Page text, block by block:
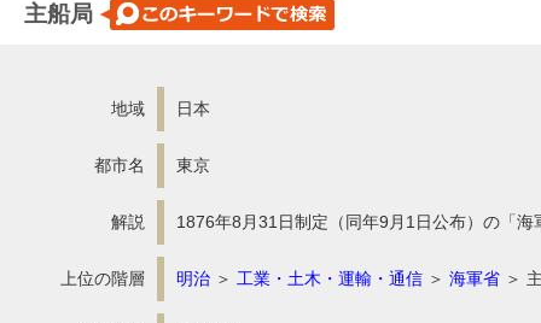
主船局
地域 日本
都市名 東京
解説 1876年8月31日制定（同年9月1日公布）の「
上位の階層 明治 ＞ 工業・土木・運輸・通信 ＞ 海軍省 ＞